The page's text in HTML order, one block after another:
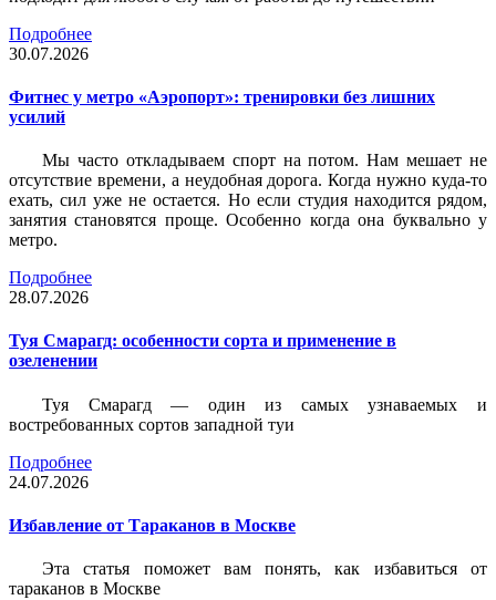
Подробнее
30.07.2026
Фитнес у метро «Аэропорт»: тренировки без лишних
усилий
Мы часто откладываем спорт на потом. Нам мешает не
отсутствие времени, а неудобная дорога. Когда нужно куда-то
ехать, сил уже не остается. Но если студия находится рядом,
занятия становятся проще. Особенно когда она буквально у
метро.
Подробнее
28.07.2026
Туя Смарагд: особенности сорта и применение в
озеленении
Туя Смарагд — один из самых узнаваемых и
востребованных сортов западной туи
Подробнее
24.07.2026
Избавление от Тараканов в Москве
Эта статья поможет вам понять, как избавиться от
тараканов в Москве